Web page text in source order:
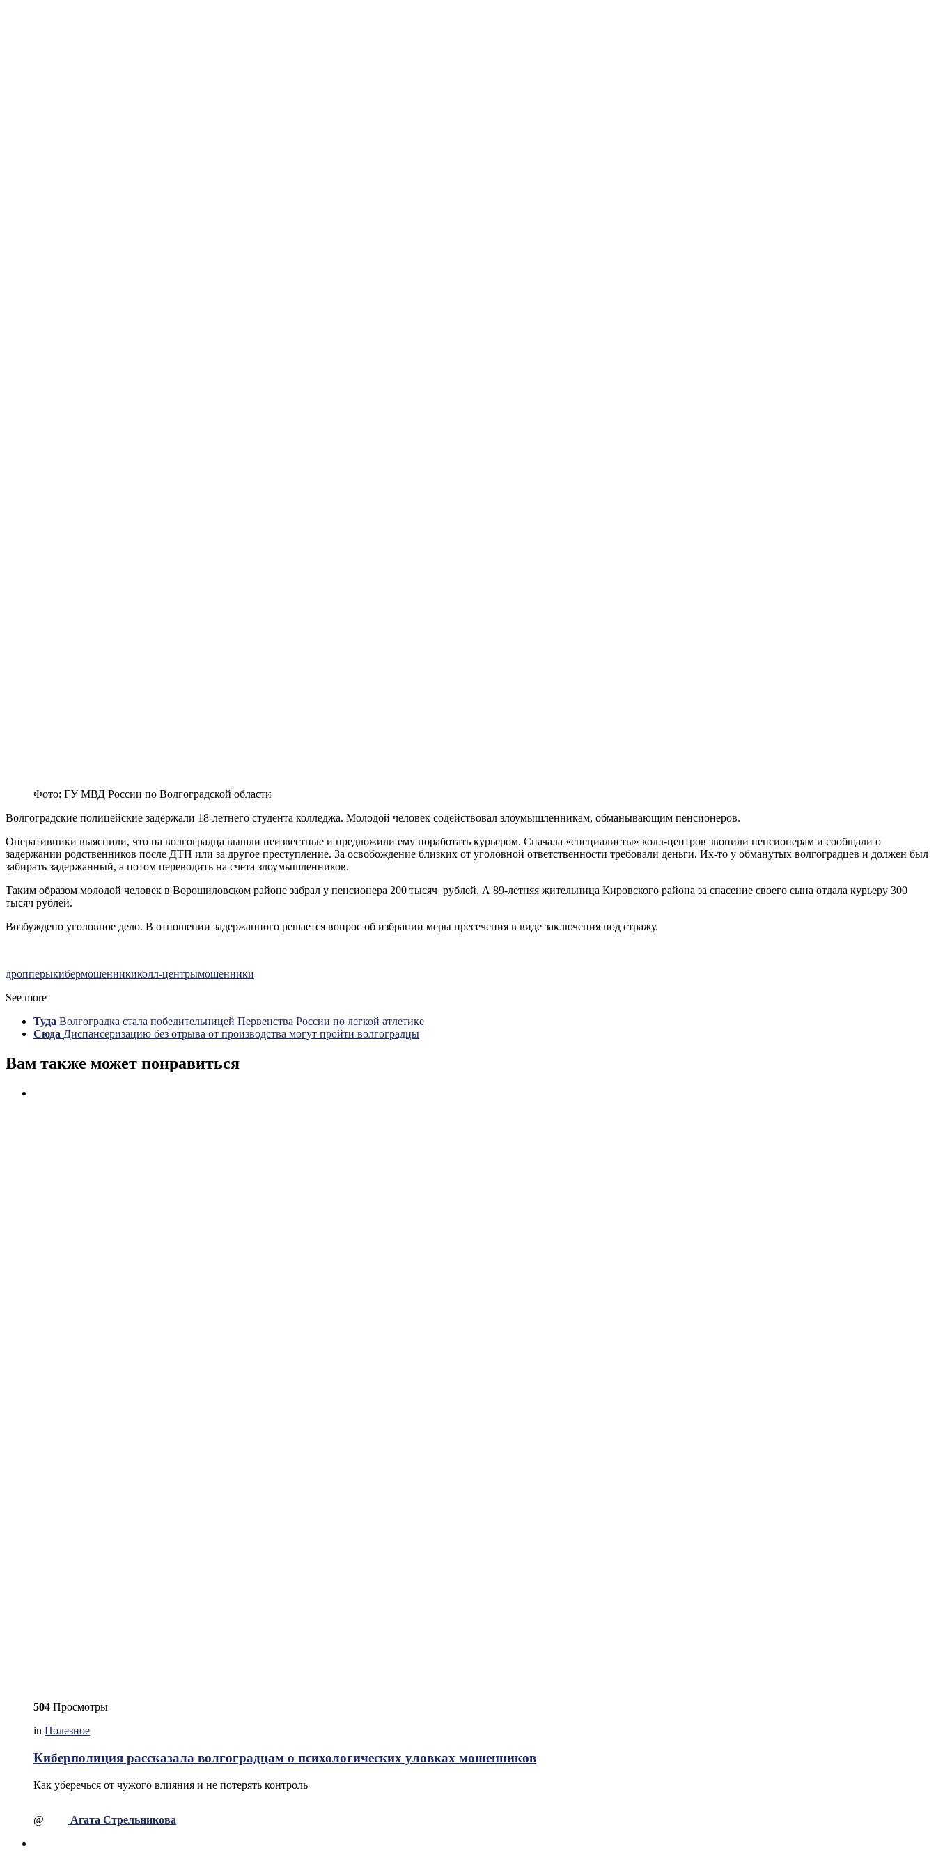
Фото: ГУ МВД России по Волгоградской области
Волгоградские полицейские задержали 18-летнего студента колледжа. Молодой человек содействовал злоумышленникам, обманывающим пенсионеров.
Оперативники выяснили, что на волгоградца вышли неизвестные и предложили ему поработать курьером. Сначала «специалисты» колл-центров звонили пенсионерам и сообщали о
задержании родственников после ДТП или за другое преступление. За освобождение близких от уголовной ответственности требовали деньги. Их-то у обманутых волгоградцев и должен был
забирать задержанный, а потом переводить на счета злоумышленников.
Таким образом молодой человек в Ворошиловском районе забрал у пенсионера 200 тысяч рублей. А 89-летняя жительница Кировского района за спасение своего сына отдала курьеру 300
тысяч рублей.
Возбуждено уголовное дело. В отношении задержанного решается вопрос об избрании меры пресечения в виде заключения под стражу.
дропперыкибермошенникиколл-центрымошенники
See more
Туда Волгоградка стала победительницей Первенства России по легкой атлетике
Сюда Диспансеризацию без отрыва от производства могут пройти волгоградцы
Вам также может понравиться
504 Просмотры
in Полезное
Киберполиция рассказала волгоградцам о психологических уловках мошенников
Как уберечься от чужого влияния и не потерять контроль
@ Агата Стрельникова